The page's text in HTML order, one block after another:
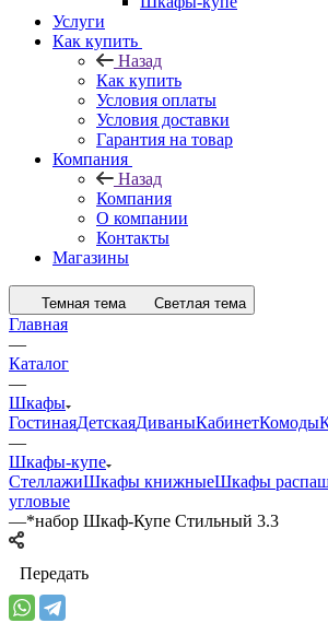
Услуги
Как купить
Назад
Как купить
Условия оплаты
Условия доставки
Гарантия на товар
Компания
Назад
Компания
О компании
Контакты
Магазины
Темная тема Светлая тема
Главная
—
Каталог
—
Шкафы
ГостинаяДетскаяДиваныКабинетКомоды
—
Шкафы-купе
СтеллажиШкафы книжныеШкафы
угловые
—*набор Шкаф-Купе Стильный 3.3
Передать